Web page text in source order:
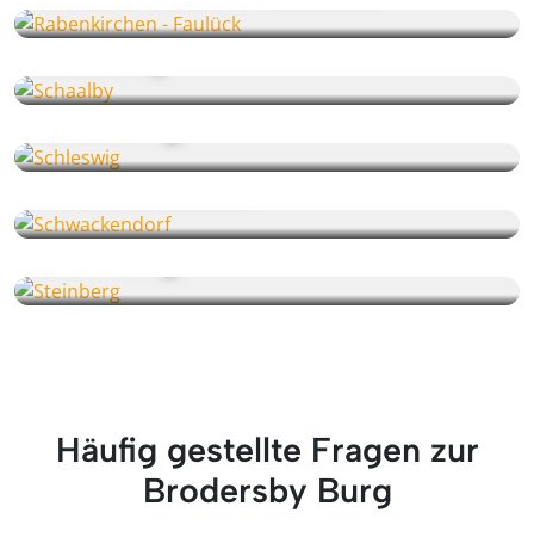
Häufig gestellte Fragen zur
Brodersby Burg